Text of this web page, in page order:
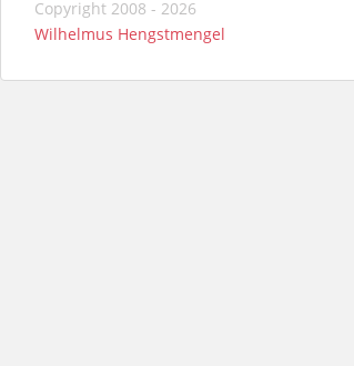
Copyright 2008 - 2026
Wilhelmus Hengstmengel